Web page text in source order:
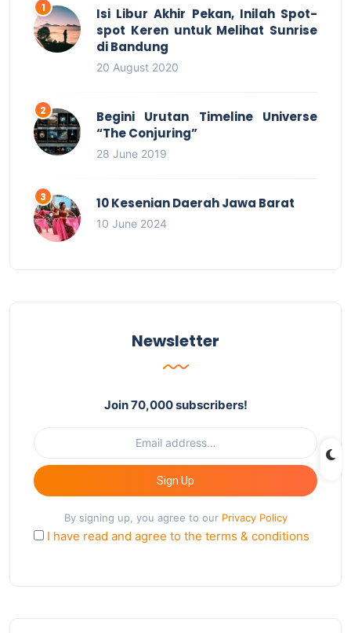
Isi Libur Akhir Pekan, Inilah Spot-
spot Keren untuk Melihat Sunrise
di Bandung
20 August 2020
Begini Urutan Timeline Universe
“The Conjuring”
28 June 2019
10 Kesenian Daerah Jawa Barat
10 June 2024
Newsletter
Join 70,000 subscribers!
Sign Up
By signing up, you agree to our Privacy Policy
I have read and agree to the terms & conditions